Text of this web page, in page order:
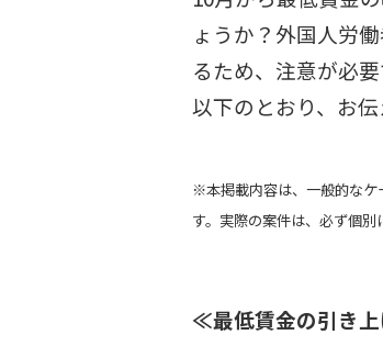
ょうか？外国人労
るため、注意が必要
以下のとおり、お伝
※本掲載内容は、一般的なケ
す。実際の案件は、必ず個別
≪最低賃金の引き